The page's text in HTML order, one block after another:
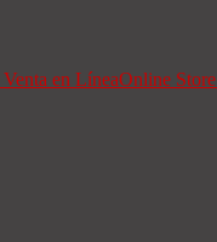
Venta en LíneaOnline Store